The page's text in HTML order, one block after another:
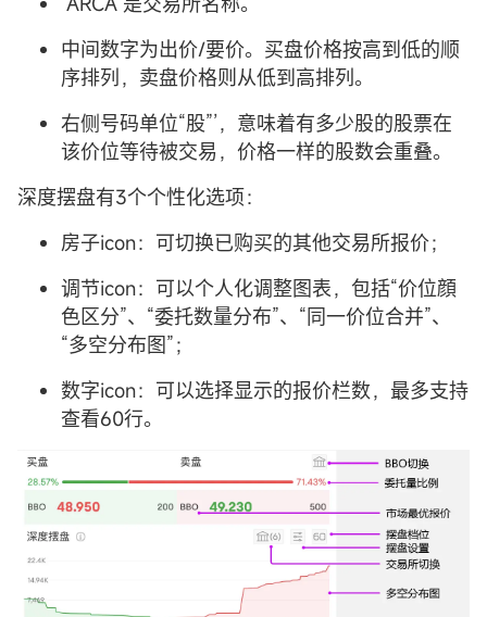
中间数字为出价/要价。买盘价格按高到低的顺
序排列，卖盘价格则从低到高排列。
右侧号码单位“股”’，意味着有多少股的股票在
该价位等待被交易，价格一样的股数会重叠。
深度摆盘有3个个性化选项：
房子icon：可切换已购买的其他交易所报价；
调节icon：可以个人化调整图表，包括“价位顔
色区分”、“委托数量分布”、“同一价位合并”、
“多空分布图”；
数字icon：可以选择显示的报价栏数，最多支持
查看60行。